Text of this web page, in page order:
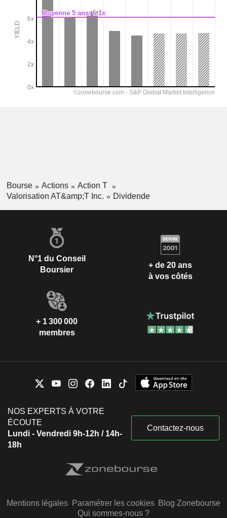
Bourse Actions
Action T
Valorisation AT&amp;T Inc.
Dividende
N°1 du Conseil
Boursier
+ de 20 ans
à vos côtés
+ 1 300 000
membres
NOS EXPERTS À VOTRE
ÉCOUTE
Lundi - Vendredi 9h-12h / 14h-
18h
Contactez-nous
Mentions légales Paramétrer les cookies Blog Zonebourse
Qui sommes-nous ?